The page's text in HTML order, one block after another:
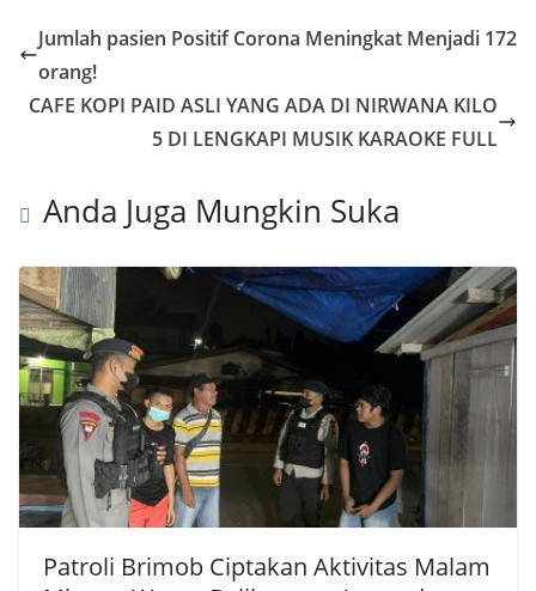
Jumlah pasien Positif Corona Meningkat Menjadi 172
orang!
CAFE KOPI PAID ASLI YANG ADA DI NIRWANA KILO
5 DI LENGKAPI MUSIK KARAOKE FULL
Anda Juga Mungkin Suka
Patroli Brimob Ciptakan Aktivitas Malam